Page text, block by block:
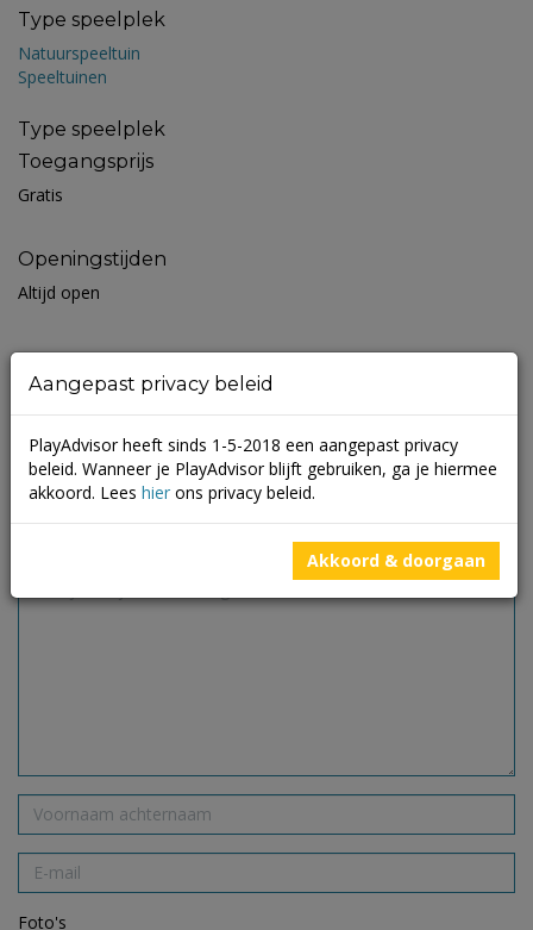
Type speelplek
Natuurspeeltuin
Speeltuinen
Type speelplek
Toegangsprijs
Gratis
Openingstijden
Altijd open
Beoordelingen
Nog geen beoordelingen geplaatst
Schrijf een beoordeling
Je e-mailadres wordt niet gepubliceerd. Vereiste velden zijn
Foto's
Aangepast privacy beleid
PlayAdvisor heeft sinds 1-5-2018 een aangepast privacy
beleid. Wanneer je PlayAdvisor blijft gebruiken, ga je hiermee
akkoord. Lees hier ons privacy beleid.
Akkoord & doorgaan